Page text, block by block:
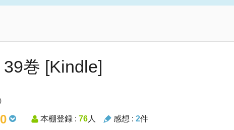
巻 [Kindle]
本棚登録 : 76人 感想 : 2件